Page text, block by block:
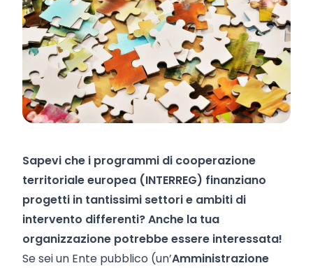
Sapevi che i programmi di cooperazione
territoriale europea (INTERREG) finanziano
progetti in tantissimi settori e ambiti di
intervento differenti? Anche la tua
organizzazione potrebbe essere interessata!
Se sei un Ente pubblico (un’Amministrazione